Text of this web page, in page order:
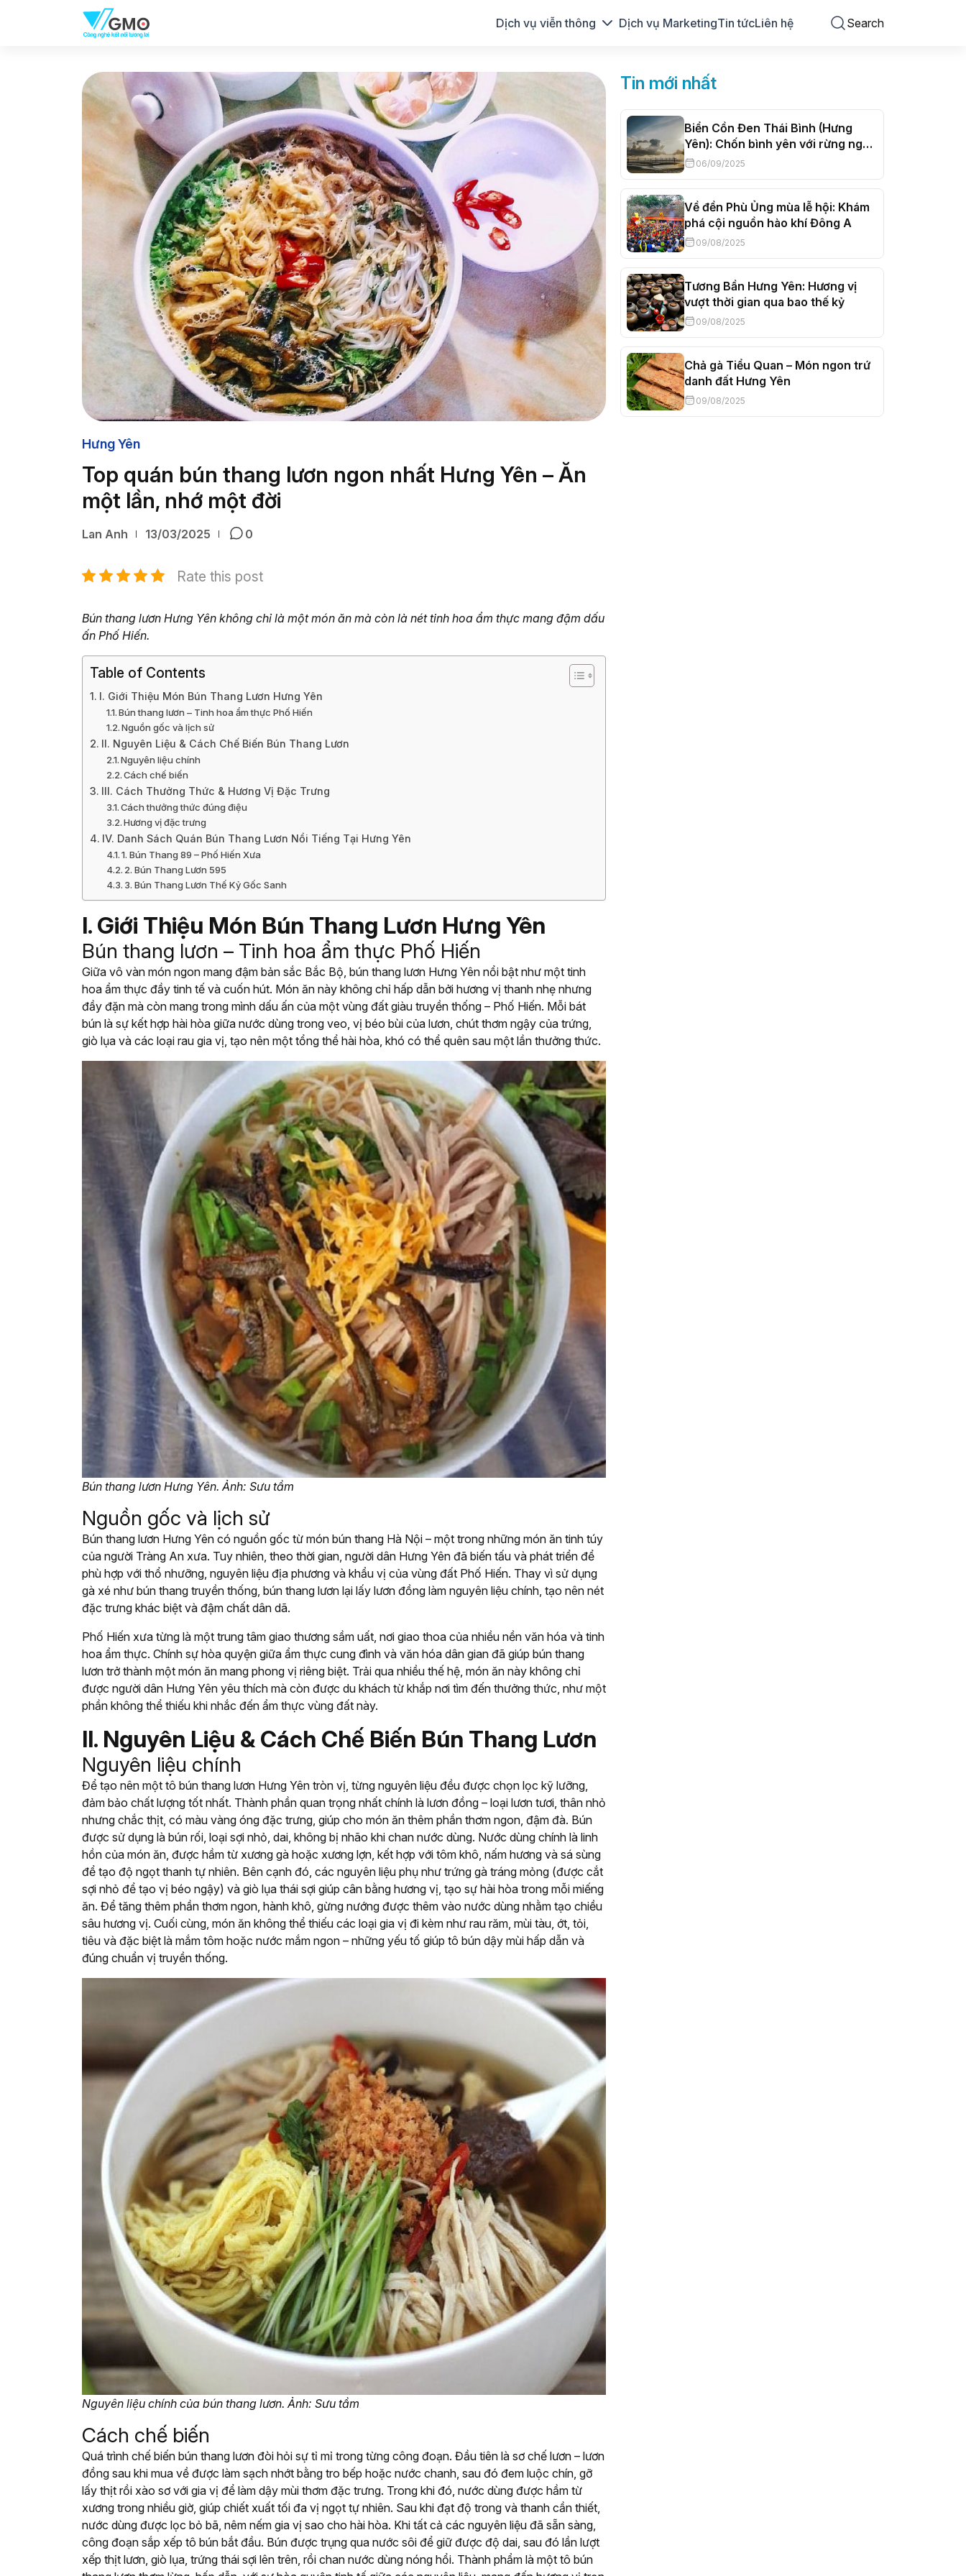
Dịch vụ viễn thông Dịch vụ MarketingTin tứcLiên hệ Search
Hưng Yên
Top quán bún thang lươn ngon nhất Hưng Yên – Ăn
một lần, nhớ một đời
Lan Anh 13/03/2025 0
Rate this post
Bún thang lươn Hưng Yên không chỉ là một món ăn mà còn là nét tinh hoa ẩm thực mang đậm dấu
ấn Phố Hiến.
Table of Contents
I. Giới Thiệu Món Bún Thang Lươn Hưng Yên
Bún thang lươn – Tinh hoa ẩm thực Phố Hiến
Nguồn gốc và lịch sử
II. Nguyên Liệu & Cách Chế Biến Bún Thang Lươn
Nguyên liệu chính
Cách chế biến
III. Cách Thưởng Thức & Hương Vị Đặc Trưng
Cách thưởng thức đúng điệu
Hương vị đặc trưng
IV. Danh Sách Quán Bún Thang Lươn Nổi Tiếng Tại Hưng Yên
1. Bún Thang 89 – Phố Hiến Xưa
2. Bún Thang Lươn 595
3. Bún Thang Lươn Thế Kỷ Gốc Sanh
I. Giới Thiệu Món Bún Thang Lươn Hưng Yên
Bún thang lươn – Tinh hoa ẩm thực Phố Hiến
Giữa vô vàn món ngon mang đậm bản sắc Bắc Bộ, bún thang lươn Hưng Yên nổi bật như một tinh
hoa ẩm thực đầy tinh tế và cuốn hút. Món ăn này không chỉ hấp dẫn bởi hương vị thanh nhẹ nhưng
đầy đặn mà còn mang trong mình dấu ấn của một vùng đất giàu truyền thống – Phố Hiến. Mỗi bát
bún là sự kết hợp hài hòa giữa nước dùng trong veo, vị béo bùi của lươn, chút thơm ngậy của trứng,
giò lụa và các loại rau gia vị, tạo nên một tổng thể hài hòa, khó có thể quên sau một lần thưởng thức.
Bún thang lươn Hưng Yên. Ảnh: Sưu tầm
Nguồn gốc và lịch sử
Bún thang lươn Hưng Yên có nguồn gốc từ món bún thang Hà Nội – một trong những món ăn tinh túy
của người Tràng An xưa. Tuy nhiên, theo thời gian, người dân Hưng Yên đã biến tấu và phát triển để
phù hợp với thổ nhưỡng, nguyên liệu địa phương và khẩu vị của vùng đất Phố Hiến. Thay vì sử dụng
gà xé như bún thang truyền thống, bún thang lươn lại lấy lươn đồng làm nguyên liệu chính, tạo nên nét
đặc trưng khác biệt và đậm chất dân dã.
Phố Hiến xưa từng là một trung tâm giao thương sầm uất, nơi giao thoa của nhiều nền văn hóa và tinh
hoa ẩm thực. Chính sự hòa quyện giữa ẩm thực cung đình và văn hóa dân gian đã giúp bún thang
lươn trở thành một món ăn mang phong vị riêng biệt. Trải qua nhiều thế hệ, món ăn này không chỉ
được người dân Hưng Yên yêu thích mà còn được du khách từ khắp nơi tìm đến thưởng thức, như một
phần không thể thiếu khi nhắc đến ẩm thực vùng đất này.
II. Nguyên Liệu & Cách Chế Biến Bún Thang Lươn
Nguyên liệu chính
Để tạo nên một tô bún thang lươn Hưng Yên tròn vị, từng nguyên liệu đều được chọn lọc kỹ lưỡng,
đảm bảo chất lượng tốt nhất. Thành phần quan trọng nhất chính là lươn đồng – loại lươn tươi, thân nhỏ
nhưng chắc thịt, có màu vàng óng đặc trưng, giúp cho món ăn thêm phần thơm ngon, đậm đà. Bún
được sử dụng là bún rối, loại sợi nhỏ, dai, không bị nhão khi chan nước dùng. Nước dùng chính là linh
hồn của món ăn, được hầm từ xương gà hoặc xương lợn, kết hợp với tôm khô, nấm hương và sá sùng
để tạo độ ngọt thanh tự nhiên. Bên cạnh đó, các nguyên liệu phụ như trứng gà tráng mỏng (được cắt
sợi nhỏ để tạo vị béo ngậy) và giò lụa thái sợi giúp cân bằng hương vị, tạo sự hài hòa trong mỗi miếng
ăn. Để tăng thêm phần thơm ngon, hành khô, gừng nướng được thêm vào nước dùng nhằm tạo chiều
sâu hương vị. Cuối cùng, món ăn không thể thiếu các loại gia vị đi kèm như rau răm, mùi tàu, ớt, tỏi,
tiêu và đặc biệt là mắm tôm hoặc nước mắm ngon – những yếu tố giúp tô bún dậy mùi hấp dẫn và
đúng chuẩn vị truyền thống.
Nguyên liệu chính của bún thang lươn. Ảnh: Sưu tầm
Cách chế biến
Quá trình chế biến bún thang lươn đòi hỏi sự tỉ mỉ trong từng công đoạn. Đầu tiên là sơ chế lươn – lươn
đồng sau khi mua về được làm sạch nhớt bằng tro bếp hoặc nước chanh, sau đó đem luộc chín, gỡ
lấy thịt rồi xào sơ với gia vị để làm dậy mùi thơm đặc trưng. Trong khi đó, nước dùng được hầm từ
xương trong nhiều giờ, giúp chiết xuất tối đa vị ngọt tự nhiên. Sau khi đạt độ trong và thanh cần thiết,
nước dùng được lọc bỏ bã, nêm nếm gia vị sao cho hài hòa. Khi tất cả các nguyên liệu đã sẵn sàng,
công đoạn sắp xếp tô bún bắt đầu. Bún được trụng qua nước sôi để giữ được độ dai, sau đó lần lượt
xếp thịt lươn, giò lụa, trứng thái sợi lên trên, rồi chan nước dùng nóng hổi. Thành phẩm là một tô bún
Tin mới nhất
Biển Cồn Đen Thái Bình (Hưng
Yên): Chốn bình yên với rừng ngập
mặn và bãi biển thơ mộng
06/09/2025
Về đền Phù Ủng mùa lễ hội: Khám
phá cội nguồn hào khí Đông A
09/08/2025
Tương Bần Hưng Yên: Hương vị
vượt thời gian qua bao thế kỷ
09/08/2025
Chả gà Tiểu Quan – Món ngon trứ
danh đất Hưng Yên
09/08/2025